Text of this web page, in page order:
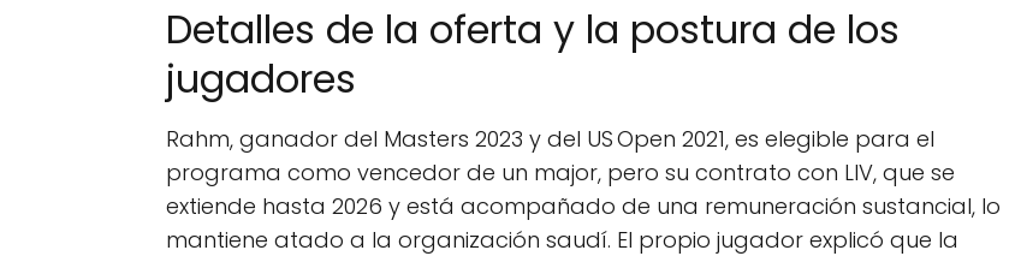
Detalles de la oferta y la postura de los
jugadores
Rahm, ganador del Masters 2023 y del US Open 2021, es elegible para el
programa como vencedor de un major, pero su contrato con LIV, que se
extiende hasta 2026 y está acompañado de una remuneración sustancial, lo
mantiene atado a la organización saudí. El propio jugador explicó que la